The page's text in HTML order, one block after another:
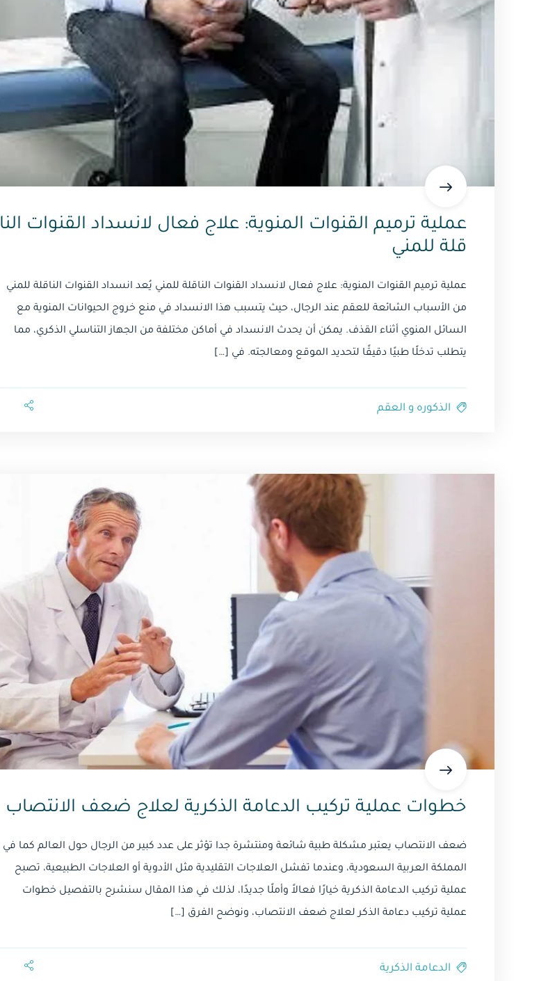
عملية ترميم القنوات المنوية: علاج فعال لانسداد القنوات النا
قلة للمني
عملية ترميم القنوات المنوية: علاج فعال لانسداد القنوات الناقلة للمني يُعد انسداد القنوات الناقلة للمني
من الأسباب الشائعة للعقم عند الرجال، حيث يتسبب هذا الانسداد في منع خروج الحيوانات المنوية مع
السائل المنوي أثناء القذف. يمكن أن يحدث الانسداد في أماكن مختلفة من الجهاز التناسلي الذكري، مما
يتطلب تدخلًا طبيًا دقيقًا لتحديد الموقع ومعالجته. في […]
الذكوره و العقم⁩
خطوات عملية تركيب الدعامة الذكرية لعلاج ضعف الانتصاب
ضعف الانتصاب يعتبر مشكلة طبية شائعة ومنتشرة جدا تؤثر على عدد كبير من الرجال حول العالم كما في
المملكة العربية السعودية، وعندما تفشل العلاجات التقليدية مثل الأدوية أو العلاجات الطبيعية، تصبح
عملية تركيب الدعامة الذكرية خيارًا فعالاً وأملًا جديدًا، لذلك في هذا المقال سنشرح بالتفصيل خطوات
عملية تركيب دعامة الذكر لعلاج ضعف الانتصاب، ونوضح الفرق […]
الدعامة الذكرية